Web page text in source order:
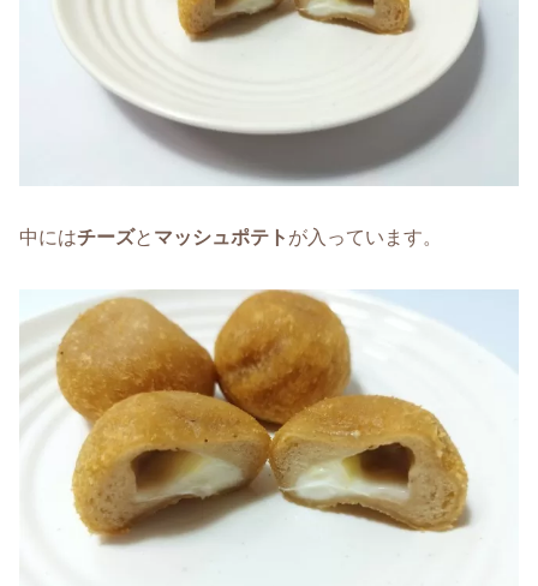
中にはチーズと マッシュポテト が入っています。